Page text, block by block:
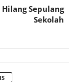
Hilang Sepulang
Sekolah